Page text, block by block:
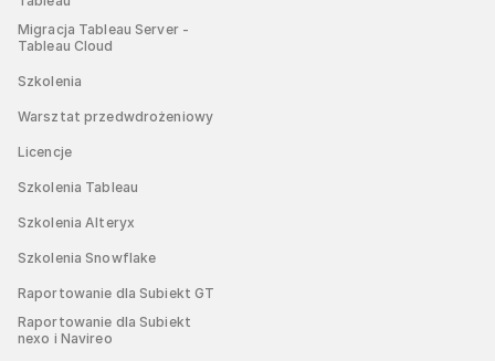
Migracja Tableau Server -
Tableau Cloud
Szkolenia
Warsztat przedwdrożeniowy
Licencje
Szkolenia Tableau
Szkolenia Alteryx
Szkolenia Snowflake
Raportowanie dla Subiekt GT
Raportowanie dla Subiekt
nexo i Navireo